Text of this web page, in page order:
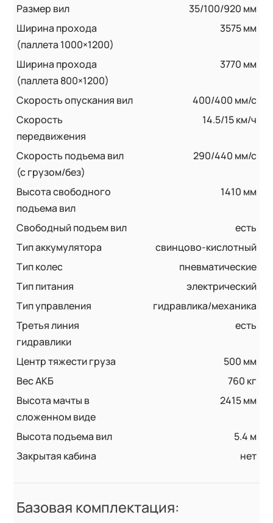
Размер вил
35/100/920 мм
Ширина прохода
(паллета 1000×1200)
3575 мм
Ширина прохода
(паллета 800×1200)
3770 мм
Скорость опускания вил
400/400 мм/с
Скорость
передвижения
14.5/15 км/ч
Скорость подъема вил
(с грузом/без)
290/440 мм/с
Высота свободного
подъема вил
1410 мм
Свободный подъем вил
есть
Тип аккумулятора
свинцово-кислотный
Тип колес
пневматические
Тип питания
электрический
Тип управления
гидравлика/механика
Третья линия
гидравлики
есть
Центр тяжести груза
500 мм
Вес АКБ
760 кг
Высота мачты в
сложенном виде
2415 мм
Высота подъема вил
5.4 м
Закрытая кабина
нет
Базовая комплектация: